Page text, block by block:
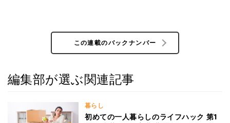
この連載のバックナンバー
編集部が選ぶ関連記事
暮らし
初めての一人暮らしのライフハック 第1